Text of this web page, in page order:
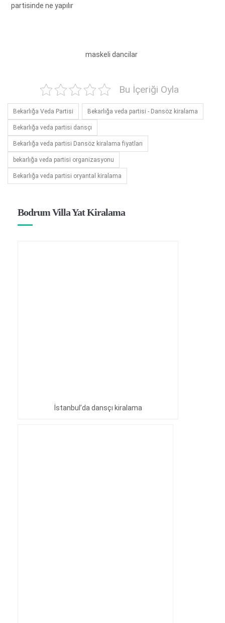
partisinde ne yapılır
maskeli dancilar
Bu İçeriği Oyla
Bekarlığa Veda Partisi Bekarlığa veda partisi - Dansöz kiralama
Bekarlığa veda partisi dansçı
Bekarlığa veda partisi Dansöz kiralama fiyatları
bekarlığa veda partisi organizasyonu
Bekarlığa veda partisi oryantal kiralama
Bodrum Villa Yat Kiralama
İstanbul’da dansçı kiralama